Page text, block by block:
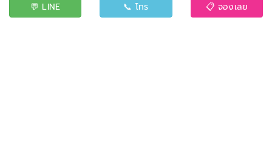
💬 LINE
📞 โทร 📋 จองเลย